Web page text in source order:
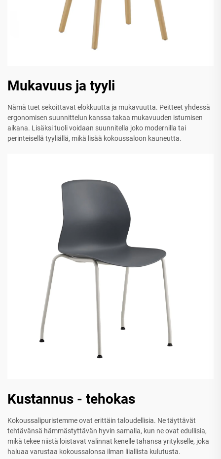
Mukavuus ja tyyli
Nämä tuet sekoittavat elokkuutta ja mukavuutta. Peitteet yhdessä
ergonomisen suunnittelun kanssa takaa mukavuuden istumisen
aikana. Lisäksi tuoli voidaan suunnitella joko modernilla tai
perinteisellä tyyliällä, mikä lisää kokoussaloon kauneutta.
Kustannus - tehokas
Kokoussalipuristemme ovat erittäin taloudellisia. Ne täyttävät
tehtävänsä hämmästyttävän hyvin samalla, kun ne ovat edullisia,
mikä tekee niistä loistavat valinnat kenelle tahansa yritykselle, joka
haluaa varustaa kokoussalonsa ilman liiallista kulutusta.